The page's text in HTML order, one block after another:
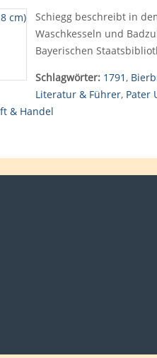
Schiegg beschreibt in
Waschkesseln und
Bayerischen
Schlagwörter: 1791,
Literatur & Führer, Pater
& Handel